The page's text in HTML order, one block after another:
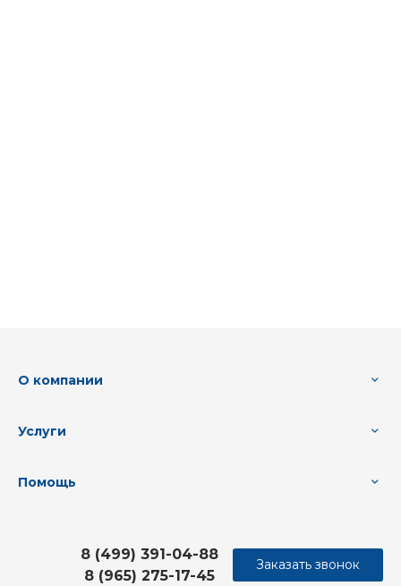
О компании
Услуги
Помощь
8 (499) 391-04-88
8 (965) 275-17-45
Заказать звонок